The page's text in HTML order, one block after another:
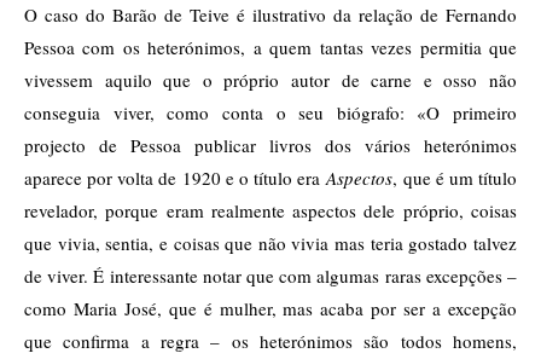
O caso do Barão de Teive é ilustrativo da relação de Fernando
Pessoa com os heterónimos, a quem tantas vezes permitia que
vivessem aquilo que o próprio autor de carne e osso não
conseguia viver, como conta o seu biógrafo: «O primeiro
projecto de Pessoa publicar livros dos vários heterónimos
aparece por volta de 1920 e o título eraAspectos, que é um título
revelador, porque eram realmente aspectos dele próprio, coisas
que vivia, sentia, e coisas que não vivia mas teria gostado talvez
de viver. É interessante notar que com algumas raras excepções –
como Maria José, que é mulher, mas acaba por ser a excepção
que confirma a regra – os heterónimos são todos homens,